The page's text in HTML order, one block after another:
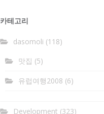
카테고리
dasomoli (118)
맛집 (5)
유럽여행2008 (6)
Development (323)